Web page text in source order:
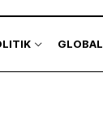
GLOBAL